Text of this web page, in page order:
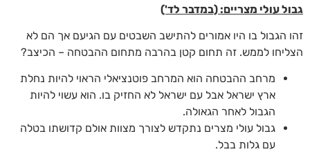
גבול עולי מצריים: (במדבר לד')
זהו הגבול בו היו אמורים להתישב השבטים עם הגיעם אך הם לא
הצליחו לממש. זה תחום קטן בהרבה מתחום ההבטחה – הכיצב?
מרחב ההבטחה הוא המרחב פוטנציאלי הראוי להיות נחלת
ארץ ישראל אבל עם ישראל לא החזיק בו. הוא עשוי להיות
הגבול לאחר הגאולה.
גבול עולי מצרים נתקדש לצורך מצוות אולם קדושתו בטלה
עם גלות בבל.